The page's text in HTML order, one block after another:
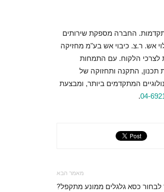
החברה מספקת שירותים
אש. ר.צ. כיבוי אש בע"מ מחזיקה
לצרכי הלקוח. עם התמחות
התקנה ותחזוקה של
המתקדמים ביותר, ומבצעת
04-
.
מאמר הבא
לבחור כסא גלגלים ממונע מתקפל?